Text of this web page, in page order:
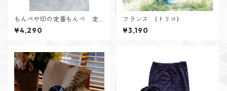
もんぺや印の定番もんぺ 定
番カラー
¥4,290
フランス (トリコ)
¥3,190